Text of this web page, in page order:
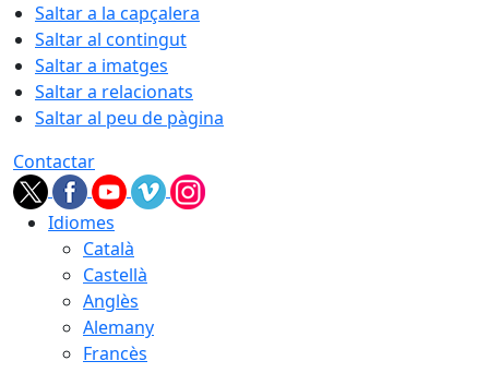
Saltar a la capçalera
Saltar al contingut
Saltar a imatges
Saltar a relacionats
Saltar al peu de pàgina
Contactar
Idiomes
Català
Castellà
Anglès
Alemany
Francès